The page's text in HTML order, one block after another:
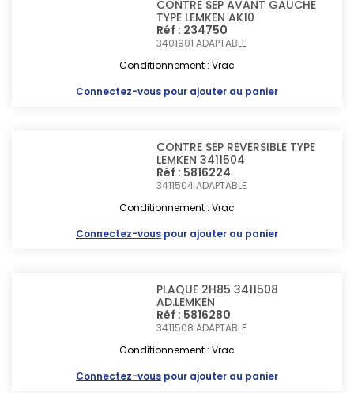
CONTRE SEP AVANT GAUCHE
TYPE LEMKEN AK10
Réf : 234750
3401901ADAPTABLE
Conditionnement : Vrac
Connectez-vous pour ajouter au panier
CONTRE SEP REVERSIBLE TYPE
LEMKEN 3411504
Réf : 5816224
3411504ADAPTABLE
Conditionnement : Vrac
Connectez-vous pour ajouter au panier
PLAQUE 2H85 3411508
AD.LEMKEN
Réf : 5816280
3411508ADAPTABLE
Conditionnement : Vrac
Connectez-vous pour ajouter au panier